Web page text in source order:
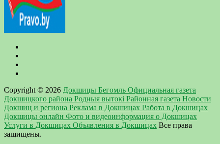
Copyright © 2026 Докшицы Бегомль Официальная газета
Докшицкого района Родныя вытокi Районная газета Новости
Докшиц и региона Реклама в Докшицах Работа в Докшицах
Докшицы онлайн Фото и видеоинформация о Докшицах
Услуги в Докшицах Объявления в Докшицах Все права
защищены.